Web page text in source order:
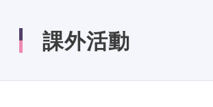
課外活動